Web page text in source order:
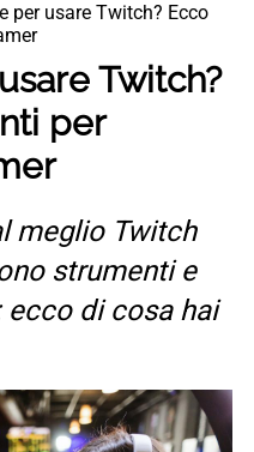
per usare Twitch? Ecco
Twitch?
per
meglio Twitch
strumenti e
ecco di cosa hai